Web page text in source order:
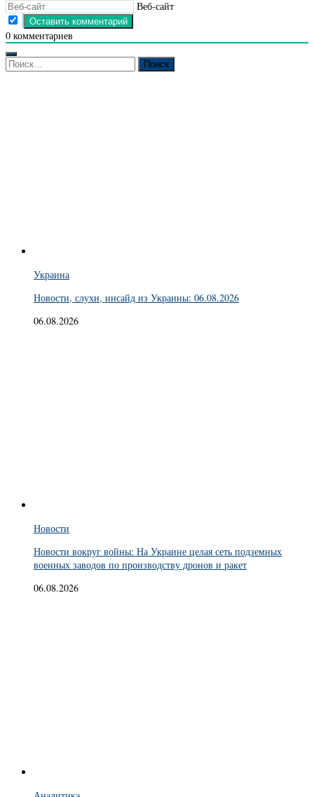
Веб-сайт
0 комментариев
Найти:
Украина
Новости, слухи, инсайд из Украины: 06.08.2026
06.08.2026
Новости
Новости вокруг войны: На Украине целая сеть подземных
военных заводов по производству дронов и ракет
06.08.2026